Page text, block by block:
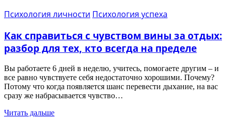
Психология личности Психология успеха
Как справиться с чувством вины за отдых:
разбор для тех, кто всегда на пределе
Вы работаете 6 дней в неделю, учитесь, помогаете другим – и
все равно чувствуете себя недостаточно хорошими. Почему?
Потому что когда появляется шанс перевести дыхание, на вас
сразу же набрасывается чувство…
Читать дальше